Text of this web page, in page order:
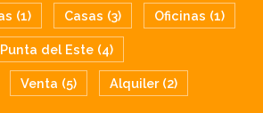
(1) Casas (3) Oficinas (1)
Punta del Este (4)
Venta (5) Alquiler (2)